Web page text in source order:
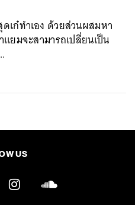
เก๋ทำเอง ด้วยส่วนผสมหา
ยมจะสามารถเปลี่ยนเป็น
US